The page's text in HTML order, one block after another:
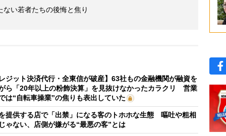
い若者たちの後悔と焦り
ジット決済代行・全東信が破産】63社もの金融機関が融資を
ら「20年以上の粉飾決算」を見抜けなかったカラクリ 営業
は“自転車操業”の焦りも表出していた
提供する店で「出禁」になる客のトホホな生態 嘔吐や粗相
ゃない、店側が嫌がる“最悪の客”とは